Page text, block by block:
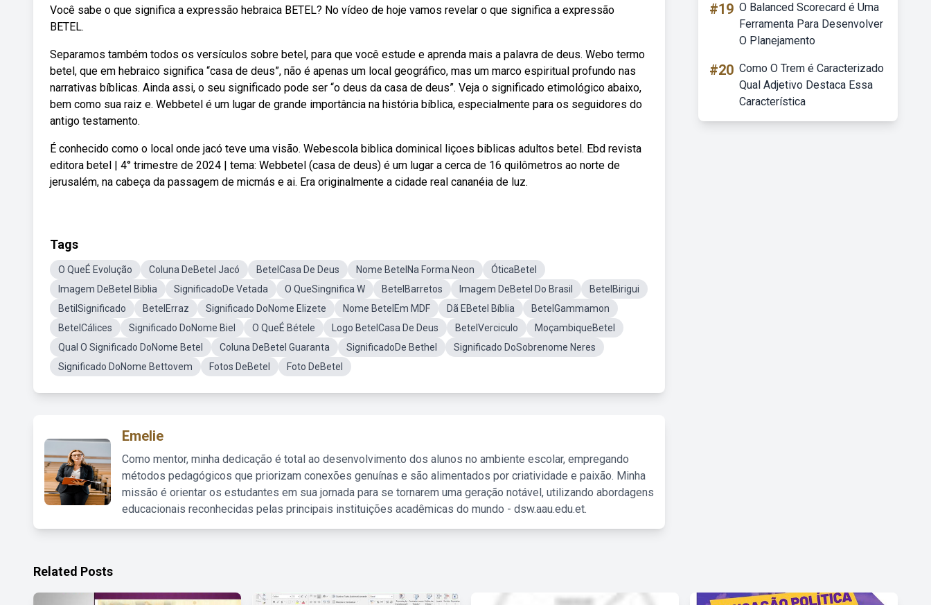
Você sabe o que significa a expressão hebraica BETEL? No vídeo de hoje vamos revelar o que significa a expressão
BETEL.
Separamos também todos os versículos sobre betel, para que você estude e aprenda mais a palavra de deus. Webo termo
betel, que em hebraico significa “casa de deus”, não é apenas um local geográfico, mas um marco espiritual profundo nas
narrativas bíblicas. Ainda assi, o seu significado pode ser “o deus da casa de deus”. Veja o significado etimológico abaixo,
bem como sua raiz e. Webbetel é um lugar de grande importância na história bíblica, especialmente para os seguidores do
antigo testamento.
É conhecido como o local onde jacó teve uma visão. Webescola biblica dominical liçoes biblicas adultos betel. Ebd revista
editora betel | 4° trimestre de 2024 | tema: Webbetel (casa de deus) é um lugar a cerca de 16 quilômetros ao norte de
jerusalém, na cabeça da passagem de micmás e ai. Era originalmente a cidade real cananéia de luz.
Tags
O QueÉ Evolução Coluna DeBetel Jacó BetelCasa De Deus Nome BetelNa Forma Neon
ÓticaBetel
Imagem DeBetel Biblia
SignificadoDe Vetada O QueSingnifica W BetelBarretos Imagem DeBetel Do Brasil
BetelBirigui
BetilSignificado
BetelErraz Significado DoNome Elizete Nome BetelEm MDF Dã EBetel Bíblia
BetelGammamon
BetelCálices
Significado DoNome Biel O QueÉ Bétele Logo BetelCasa De Deus BetelVerciculo
MoçambiqueBetel
Qual O Significado DoNome Betel
Coluna DeBetel Guaranta SignificadoDe Bethel
Significado DoSobrenome Neres
Significado DoNome Bettovem
Fotos DeBetel Foto DeBetel
Emelie
Como mentor, minha dedicação é total ao desenvolvimento dos alunos no ambiente escolar, empregando
métodos pedagógicos que priorizam conexões genuínas e são alimentados por criatividade e paixão. Minha
missão é orientar os estudantes em sua jornada para se tornarem uma geração notável, utilizando abordagens
educacionais reconhecidas pelas principais instituições acadêmicas do mundo - dsw.aau.edu.et.
#19 O Balanced Scorecard é Uma
Ferramenta Para Desenvolver
O Planejamento
#20 Como O Trem é Caracterizado
Qual Adjetivo Destaca Essa
Característica
Related Posts